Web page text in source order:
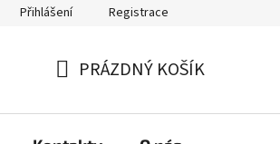
Přihlášení Registrace
KOŠÍK
PRÁZDNÝ KOŠÍK